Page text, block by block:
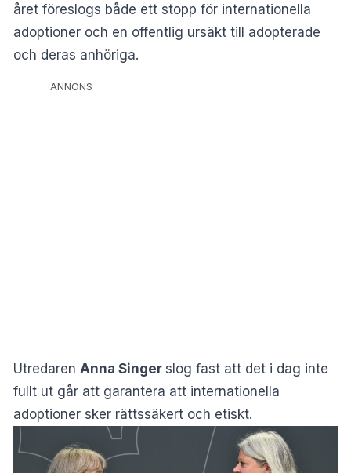
året föreslogs både ett stopp för internationella
adoptioner och en offentlig ursäkt till adopterade
och deras anhöriga.
ANNONS
Utredaren Anna Singer slog fast att det i dag inte
fullt ut går att garantera att internationella
adoptioner sker rättssäkert och etiskt.